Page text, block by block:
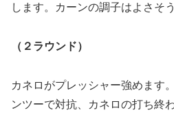
します。カーンの調子はよさそう
（２ラウンド）
カネロがプレッシャー強めます
ンツーで対抗、カネロの打ち終